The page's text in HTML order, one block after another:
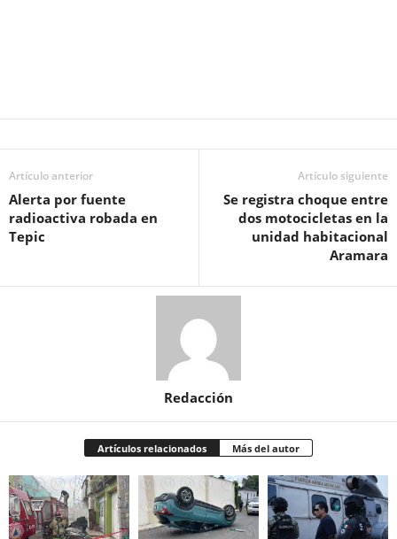
Artículo anterior
Alerta por fuente
radioactiva robada en
Tepic
Artículo siguiente
Se registra choque entre
dos motocicletas en la
unidad habitacional
Aramara
Redacción
Artículos relacionados Más del autor